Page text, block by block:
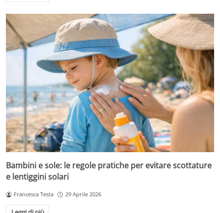
Bambini e sole: le regole pratiche per evitare scottature
e lentiggini solari
Francesca Testa 29 Aprile 2026